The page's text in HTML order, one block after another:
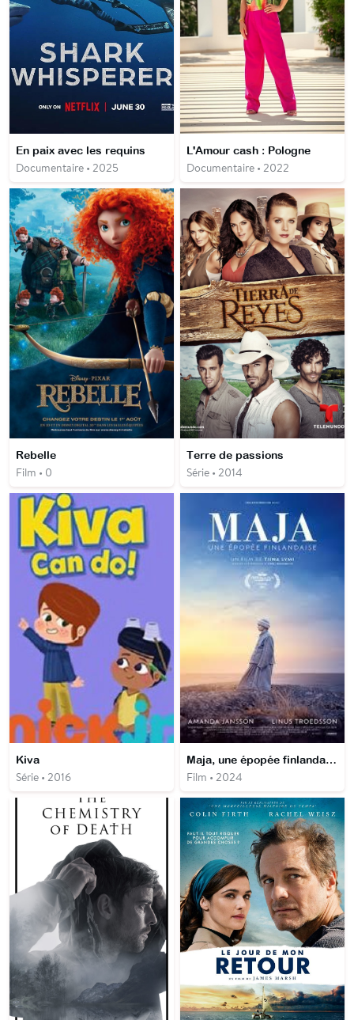
En paix avec les requins
Documentaire • 2025
L'Amour cash : Pologne
Documentaire • 2022
Rebelle
Film • 0
Terre de passions
Série • 2014
Kiva
Série • 2016
Maja, une épopée finlandaise
Film • 2024